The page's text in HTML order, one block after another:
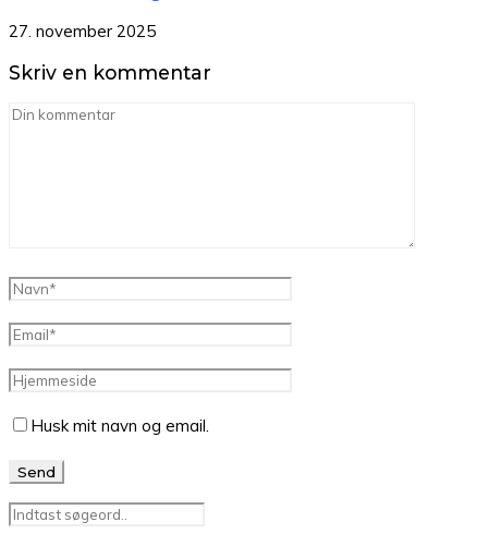
27. november 2025
Skriv en kommentar
Husk mit navn og email.